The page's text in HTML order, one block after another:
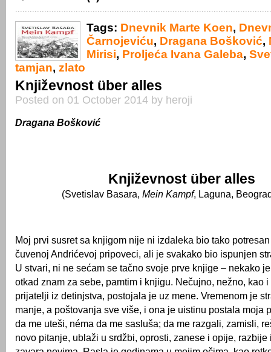
Tags: Dnevnik Marte Koen,
Čarnojeviću, Dragana Bošković,
Mirisi, Proljeća Ivana Galeba,
tamjan, zlato
Književnost über alles
Posted on 01 October 2014 by heroji
Dragana Bošković
Književnost über alles
(Svetislav Basara, Mein Kampf, Laguna,
Moj prvi susret sa knjigom nije ni izdaleka bio tako
čuvenoj Andrićevoj pripoveci, ali je svakako bio ispunjen
U stvari, ni ne sećam se tačno svoje prve knjige – nekako
otkad znam za sebe, pamtim i knjigu. Nečujno, nežno, kao
prijatelji iz detinjstva, postojala je uz mene. Vremenom je
manje, a poštovanja sve više, i ona je uistinu postala moja
da me uteši, néma da me sasluša; da me razgali, zamisli,
novo pitanje, ublaži u srdžbi, oprosti, zanese i opije,